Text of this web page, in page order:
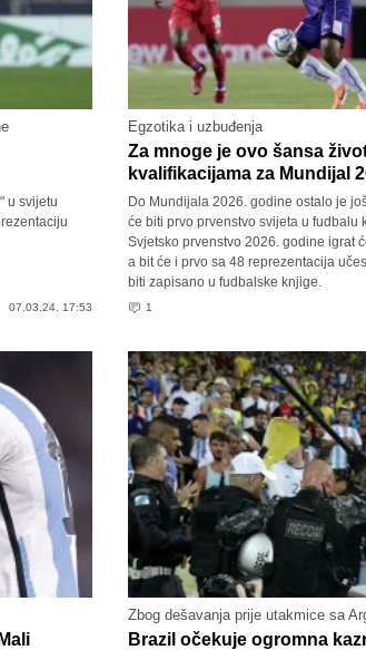
u svijetu
07.03.24. 17:53
Egzotika i uzbuđenja
Za mnoge je ovo šansa
kvalifikacijama za Mundijal
Do Mundijala 2026. godine ostalo je
će biti prvo prvenstvo svijeta u fudbalu
Svjetsko prvenstvo 2026. godine igrat
a bit će i prvo sa 48 reprezentacija
biti zapisano u fudbalske knjige.
1
Zbog dešavanja prije utakmice sa
Brazil očekuje ogromna